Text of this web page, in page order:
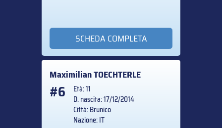
SCHEDA COMPLETA
MaximilianTOECHTERLE
#6
Età: 11
D. nascita: 17/12/2014
Città: Brunico
Nazione: IT